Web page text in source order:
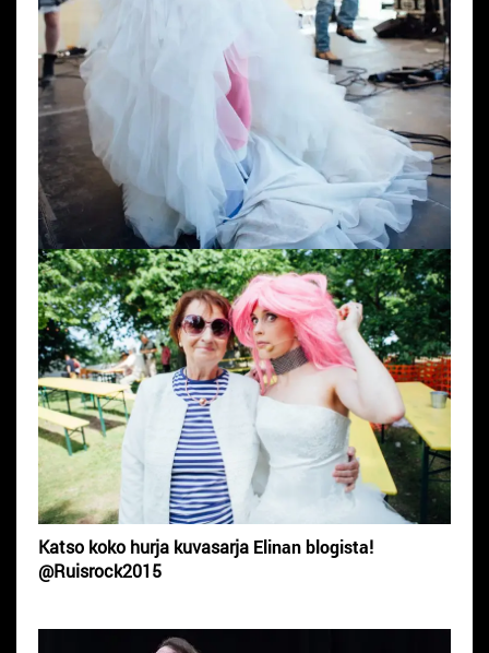
Katso koko hurja kuvasarja Elinan blogista!
@Ruisrock2015